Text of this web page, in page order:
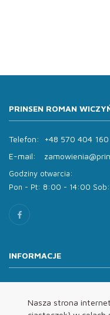
Nasza strona
PRINSEN ROMAN
Telefon:
+48 570 404 160
E-mail:
Godziny otwarcia:
Pon - Pt: 8:00 - 14:00 Sob:
INFORMACJE
Oferta